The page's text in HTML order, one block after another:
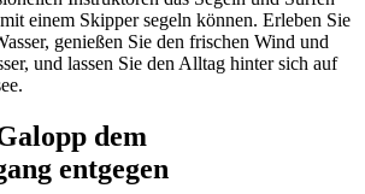
einem Skipper segeln können. Erleben Sie
genießen Sie den frischen Wind und
und lassen Sie den Alltag hinter sich auf
dem
entgegen